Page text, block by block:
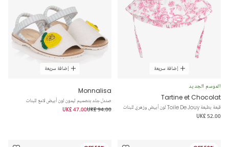
إضافة سريعة
الموسم الجديد
Tartine et Chocolat
قبعة بطبعة Toile De Jouy لون أبيض وزهري للبنات
UK£ 52.00
إضافة سريعة
Monnalisa
صندل جلد بتصميم ليمون لون أبيض لامع للبنات
UK£ 94.00
UK£ 47.00